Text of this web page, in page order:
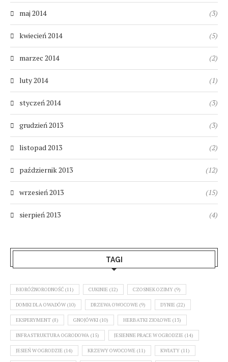
maj 2014 (3)
kwiecień 2014 (5)
marzec 2014 (2)
luty 2014 (1)
styczeń 2014 (3)
grudzień 2013 (3)
listopad 2013 (2)
październik 2013 (12)
wrzesień 2013 (15)
sierpień 2013 (4)
TAGI
BIORÓŻNORODNOŚĆ (11) CUKINIE (12) CZOSNEK OZIMY (9)
DOMKI DLA OWADÓW (10) DRZEWA OWOCOWE (9) DYNIE (22)
EKSPERYMENT (8) GNOJÓWKI (10) HERBATKI ZIOŁOWE (13)
INFRASTRUKTURA OGRODOWA (15) JESIENNE PRACE W OGRODZIE (14)
JESIEŃ W OGRODZIE (14) KRZEWY OWOCOWE (11) KWIATY (11)